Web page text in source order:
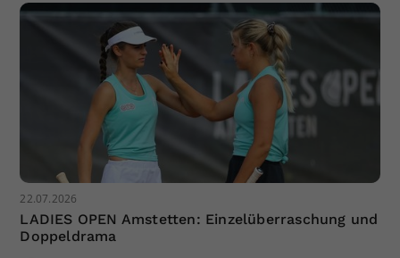
22.07.2026
LADIES OPEN Amstetten: Einzelüberraschung und
Doppeldrama